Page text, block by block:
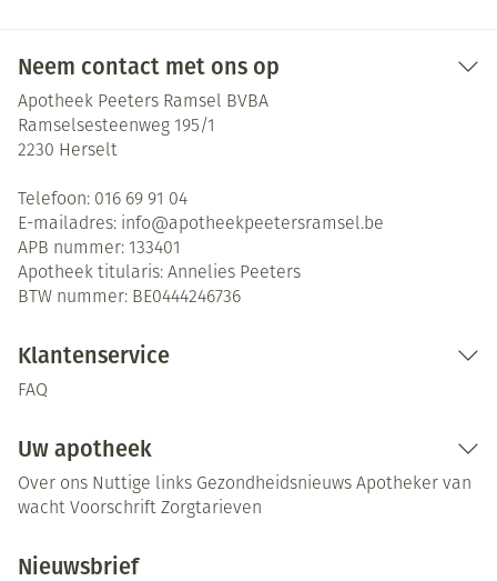
Neem contact met ons op
Apotheek Peeters Ramsel BVBA
Ramselsesteenweg 195/1
2230 Herselt
Telefoon: 016 69 91 04
E-mailadres: info@apotheekpeetersramsel.be
APB nummer: 133401
Apotheek titularis: Annelies Peeters
BTW nummer: BE0444246736
Klantenservice
FAQ
Uw apotheek
Over ons Nuttige links Gezondheidsnieuws Apotheker van
wacht Voorschrift Zorgtarieven
Nieuwsbrief